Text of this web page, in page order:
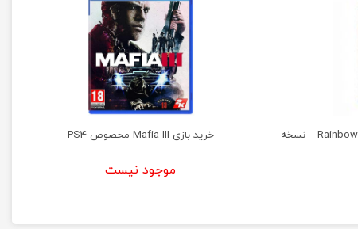
خرید بازی Rainbow Six Siege Deluxe Edition – نسخه
خرید بازی Mafia III مخصوص PS4
موجود نیست